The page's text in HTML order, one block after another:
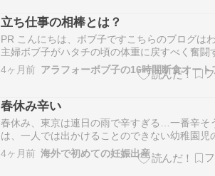
大丈夫かな」と少し心配になる…
立ち仕事の相棒とは？
PR こんにちは、ボブ子ですこちらのブログは
主婦ボブ子がハタチの頃の体重に戻すべく奮闘
イエットブログです。現在マイナス14キロ達成
入れているダイエットは16時間ダイエット16
年で20キロ痩せたダイエット…
4ヶ月前
春休み辛い
春休み、東京は連日の雨で辛すぎる…一番辛そ
は、一人では出かけることのできない幼稚園児
長男は一人で習い事や遊びに行ったりふらつい
し、ゲームと言う幸せそうな時間もあるし。次
4ヶ月前 海外で初めての妊娠出産